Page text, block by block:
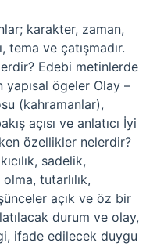
karakter, zaman,
tema ve çatışmadır.
Edebi metinlerde
ögeler Olay –
(kahramanlar),
açısı ve anlatıcı İyi
özellikler nelerdir?
sadelik,
tutarlılık,
açık ve öz bir
durum ve olay,
ifade edilecek duygu